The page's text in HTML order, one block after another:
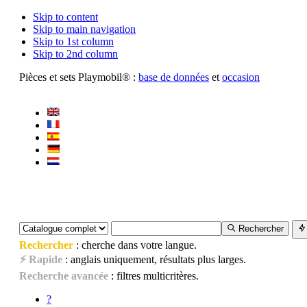
Skip to content
Skip to main navigation
Skip to 1st column
Skip to 2nd column
Pièces et sets Playmobil® : base de donnéeset occasion
Rechercher
Rechercher: cherche dans votre langue.
⚡ Rapide: anglais uniquement, résultats plus larges.
Recherche avancée: filtres multicritères.
?